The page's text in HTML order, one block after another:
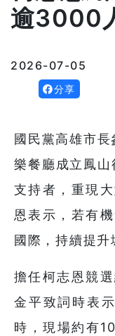
逾3000
2026-07-05
分享
國民黨高雄市
樂餐廳成立鳳
支持者，重現
恩表示，若有
國際，持續提升
擔任柯志恩競
金平致詞時表
時，現場約有